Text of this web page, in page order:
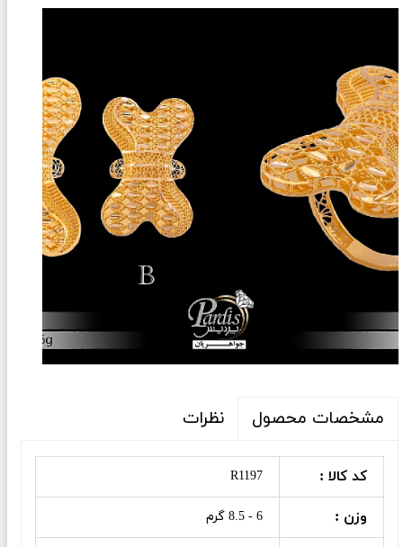
مشخصات محصول نظرات
کد کالا : R1197
وزن : 6 - 8.5 گرم